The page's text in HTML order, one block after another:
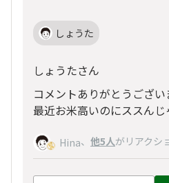
しょうた
しょうたさん
コメントありがとうござい
最近お米高いのにススん
Hina、 他5人がリアクシ